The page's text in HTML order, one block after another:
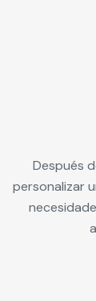
Después
personalizar